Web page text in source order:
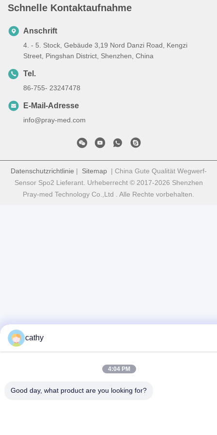
Schnelle Kontaktaufnahme
Anschrift
4. - 5. Stock, Gebäude 3,19 Nord Danzi Road, Kengzi
Street, Pingshan District, Shenzhen, China
Tel.
86-755- 23247478
E-Mail-Adresse
info@pray-med.com
Datenschutzrichtlinie | Sitemap| China Gute Qualität Wegwerf-
Sensor Spo2 Lieferant. Urheberrecht © 2017-2026 Shenzhen
Pray-med Technology Co.,Ltd . Alle Rechte vorbehalten.
cathy
4:04 PM
Good day, what product are you looking for?